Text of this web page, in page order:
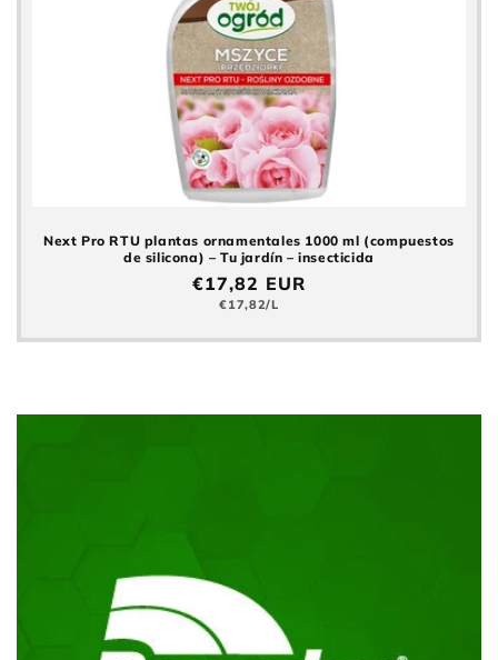
Next Pro RTU plantas ornamentales 1000 ml (compuestos
de silicona) – Tu jardín – insecticida
Precio
normal
€17,82 EUR
Precio
€17,82/L